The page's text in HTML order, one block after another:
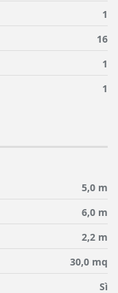
1
16
1
1
5,0 m
6,0 m
2,2 m
30,0 mq
Sì